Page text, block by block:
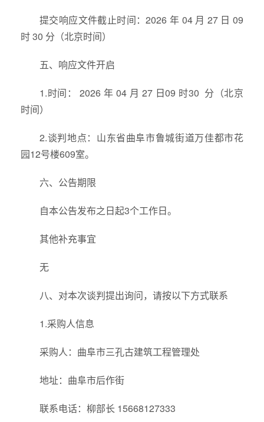
提交响应文件截止时间：2026 年 04 月 27 日 09
时 30 分（北京时间）
五、响应文件开启
1.时间： 2026 年 04 月 27 日09 时30 分（北京
时间）
2.谈判地点：山东省曲阜市鲁城街道万佳都市花
园12号楼609室。
六、公告期限
自本公告发布之日起3个工作日。
其他补充事宜
无
八、对本次谈判提出询问，请按以下方式联系
1.采购人信息
采购人：曲阜市三孔古建筑工程管理处
地址：曲阜市后作街
联系电话：柳部长 15668127333